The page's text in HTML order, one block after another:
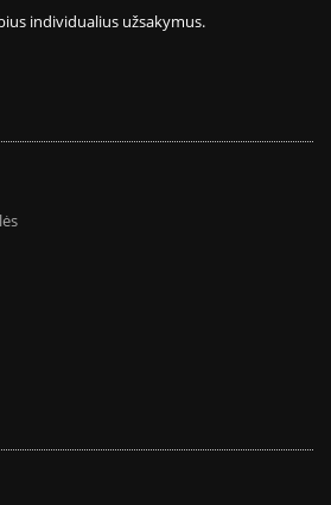
individualius užsakymus.